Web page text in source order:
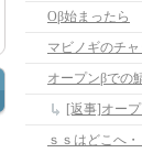
Oβ始まったら
マビノギのチャ
オープンβでの
[返事]オー
ｓｓはどこへ・